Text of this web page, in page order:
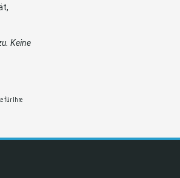
Keine
für Ihre